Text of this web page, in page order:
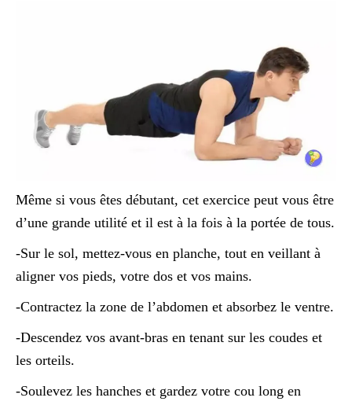
Même si vous êtes débutant, cet exercice peut vous être
d’une grande utilité et il est à la fois à la portée de tous.
-Sur le sol, mettez-vous en planche, tout en veillant à
aligner vos pieds, votre dos et vos mains.
-Contractez la zone de l’abdomen et absorbez le ventre.
-Descendez vos avant-bras en tenant sur les coudes et
les orteils.
-Soulevez les hanches et gardez votre cou long en